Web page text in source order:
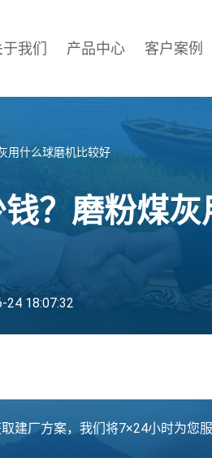
于我们 产品中心 客户案例
用什么球磨机比较好
？磨粉煤
24 18:07:32
建厂方案，我们将7×24小时为您